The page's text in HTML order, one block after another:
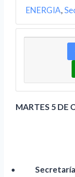
ENERGIA,
MARTES 5 DE